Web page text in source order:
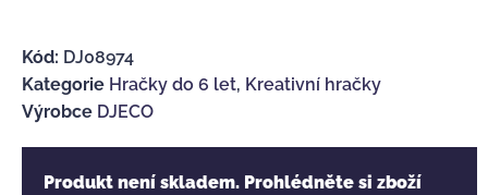
Kód: DJ08974
Kategorie Hračky do 6 let, Kreativní hračky
Výrobce DJECO
Produkt není skladem. Prohlédněte si zboží